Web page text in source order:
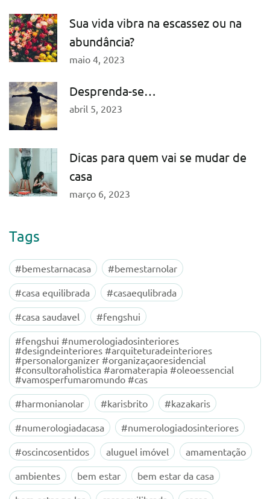
Sua vida vibra na escassez ou na
abundância?
maio 4, 2023
Desprenda-se…
abril 5, 2023
Dicas para quem vai se mudar de
casa
março 6, 2023
Tags
#bemestarnacasa
#bemestarnolar
#casa equilibrada
#casaequlibrada
#casa saudavel
#fengshui
#fengshui #numerologiadosinteriores
#designdeinteriores #arquiteturadeinteriores
#personalorganizer #organizaçaoresidencial
#consultoraholistica #aromaterapia #oleoessencial
#vamosperfumaromundo #cas
#harmonianolar
#karisbrito
#kazakaris
#numerologiadacasa
#numerologiadosinteriores
#oscincosentidos
aluguel imóvel
amamentação
ambientes
bem estar
bem estar da casa